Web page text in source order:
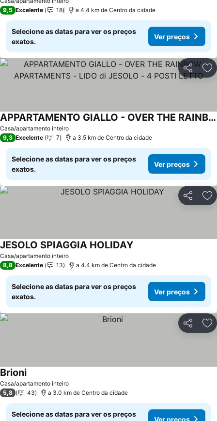
9,5 Excelente 18 a 4.4 km de Centro da cidade
Selecione as datas para ver os preços
exatos.
Ver preços
Partilhar
Casa/apartamento inteiro
APPARTAMENTO GIALLO - OVER THE RAINBOW APARTAMENTS - LIDO di JESOLO - 4 POSTI LETTO
Ver preços
9,3 Excelente 7 a 3.5 km de Centro da cidade
Selecione as datas para ver os preços
exatos.
Ver preços
Partilhar
Casa/apartamento inteiro
JESOLO SPIAGGIA HOLIDAY
8,8 Excelente 13 a 4.4 km de Centro da cidade
Selecione as datas para ver os preços
exatos.
Ver preços
Partilhar
Casa/apartamento inteiro
BrioniVer preços
5,8 43 a 3.0 km de Centro da cidade
Selecione as datas para ver os preços
Ver preços